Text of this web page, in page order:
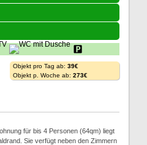
Objekt pro Tag ab: 39€
Objekt p. Woche ab: 273€
für bis 4 Personen (64qm) liegt
Sie verfügt neben den Zimmern